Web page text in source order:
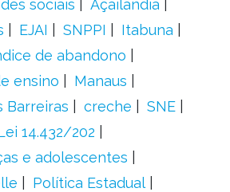
sociais
Açailândia
EJAI SNPPI
Itabuna
de abandono
ensino
Manaus
Barreiras
creche
SNE
14.432/202
e adolescentes
Política Estadual